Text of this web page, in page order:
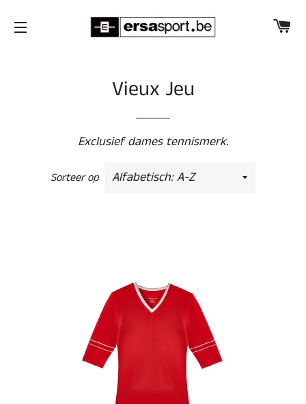
Vieux Jeu
Exclusief dames tennismerk.
Sorteer op